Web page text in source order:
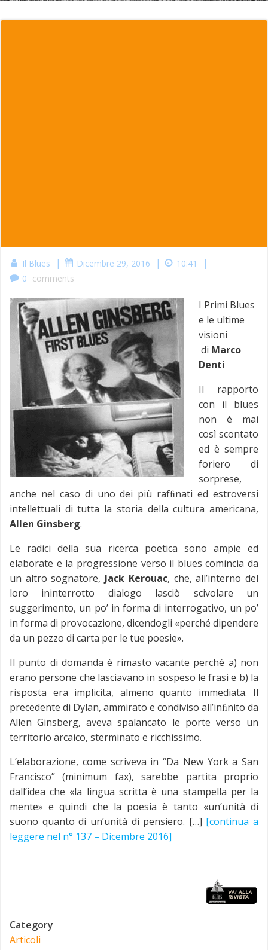
Il Blues | Dicembre 29, 2016 | 10:41 |
0 comments
I Primi Blues
e le ultime
visioni
di Marco
Denti
Il rapporto
con il blues
non è mai
così scontato
ed è sempre
foriero di
sorprese,
anche nel caso di uno dei più rafﬁnati ed estroversi
intellettuali di tutta la storia della cultura americana,
Allen Ginsberg.
Le radici della sua ricerca poetica sono ampie ed
elaborate e la progressione verso il blues comincia da
un altro sognatore, Jack Kerouac, che, all’interno del
loro ininterrotto dialogo lasciò scivolare un
suggerimento, un po’ in forma di interrogativo, un po’
in forma di provocazione, dicendogli «perché dipendere
da un pezzo di carta per le tue poesie».
Il punto di domanda è rimasto vacante perché a) non
erano persone che lasciavano in sospeso le frasi e b) la
risposta era implicita, almeno quanto immediata. Il
precedente di Dylan, ammirato e condiviso all’inﬁnito da
Allen Ginsberg, aveva spalancato le porte verso un
territorio arcaico, sterminato e ricchissimo.
L’elaborazione, come scriveva in “Da New York a San
Francisco” (minimum fax), sarebbe partita proprio
dall’idea che «la lingua scritta è una stampella per la
mente» e quindi che la poesia è tanto «un’unità di
suono quanto di un’unità di pensiero. […] [continua a
leggere nel n° 137 – Dicembre 2016]
Category
Articoli